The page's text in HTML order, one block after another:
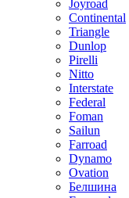
Joyroad
Continental
Triangle
Dunlop
Pirelli
Nitto
Interstate
Federal
Foman
Sailun
Farroad
Dynamo
Ovation
Белшина